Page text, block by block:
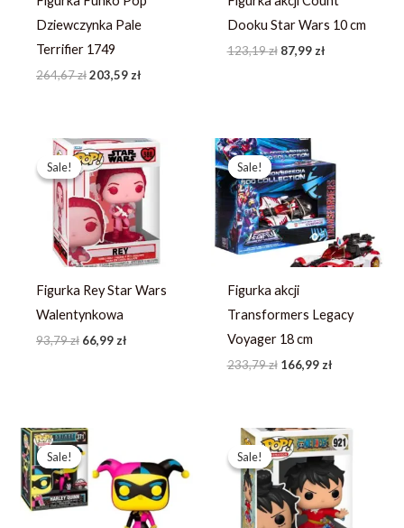
Dziewczynka Pale
Terrifier 1749
264,67zł203,59zł
Dooku Star Wars 10 cm
123,19zł 87,99zł
Sale!
Sale!
Figurka Rey Star Wars
Walentynkowa
93,79zł
Pierwotna
cena
wynosiła:
93,79 zł.
66,99zł
Aktualna
cena
wynosi:
66,99 zł.
Sale!
Sale!
Figurka akcji
Transformers Legacy
Voyager 18 cm
233,79zł
Pierwotna
cena
wynosiła:
233,79 zł.
166,99zł
cena
wynosi:
166,99 zł.
Sale!
Sale!
Pierwotna
wynosiła:
214,23 zł.
wynosi:
164,79 zł.
Sale!
Sale!
Pierwotna
cena
wynosiła:
444,59 zł.
Aktualna
cena
wynosi:
341,99 zł.